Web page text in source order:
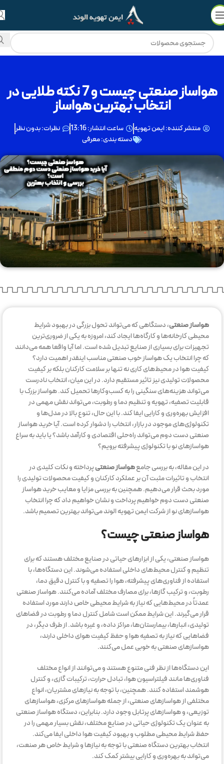
هواساز صنعتی چیست و 7 نکته طلایی در
انتخاب بهترین هواساز
منتشر کننده:ایمن تهویه ساعت انتشار:13:16 نظرات:بدون نظر
دسته بندی:معرفی
هواساز صنعتی، دستگاهی که می‌تواند تحول بزرگی در بهبود شرایط
محیطی کارخانه‌ها و کارگاه‌ها ایجاد کند، امروزه به یکی از ضروری‌ترین
تجهیزات برای بسیاری از صنایع تبدیل شده است. اما آیا واقعا همه می‌دانند
که چرا انتخاب یک هواساز خوب صنعتی مناسب اینقدر اهمیت دارد؟
کیفیت هوا در محیط‌های کاری نه تنها بر سلامت کارکنان بلکه بر کیفیت
محصولات تولیدی نیز تاثیر مستقیم دارد. در این میان، انتخاب نادرست
می‌تواند هزینه‌های سنگینی را به کسب‌وکارها تحمیل کند. هواساز بزرک با
قابلیت تصفیه، تهویه و تنظیم دما و رطوبت، می‌تواند نقش مهمی در
افزایش بهره‌وری و کارایی ایفا کند. با این حال، تنوع بالا در مدل‌ها و
تکنولوژی‌های موجود در بازار، انتخاب را دشوار کرده است. آیا خرید هواساز
صنعتی دست دوم می‌تواند راه‌حلی اقتصادی و کارآمد باشد؟ یا باید به سراغ
هواسازهای نو با تکنولوژی پیشرفته برویم؟
در این مقاله، به بررسی جامعهواساز صنعتیپرداخته و نکات کلیدی در
انتخاب و تاثیرات مثبت آن بر عملکرد کارکنان و کیفیت محصولات تولیدی را
مورد بحث قرار می‌دهیم. همچنین به بررسی مزایا و معایب خرید هواساز
صنعتی دست دوم خواهیم پرداخت و نشان خواهیم داد که چرا انتخاب
هواسازهای نو از شرکت ایمن تهویه الوند می‌تواند بهترین تصمیم باشد.
هواساز صنعتی چیست؟
هواساز صنعتی، یکی از ابزارهای حیاتی در صنایع مختلف هستند که برای
تنظیم و کنترل محیط‌های داخلی استفاده می‌شوند. این دستگاه‌ها، با
استفاده از فناوری‌های پیشرفته، هوا را تصفیه و با کنترل دقیق دما،
رطوبت، و ترکیب گازها، برای مصارف مختلف آماده می‌کنند. هواساز صنعتی
عمدتاً در محیط‌هایی که نیاز به شرایط محیطی خاص دارند مورد استفاده
قرار می‌گیرند. این شرایط ممکن است شامل کنترل دما و رطوبت در فضاهای
تولیدی، انبارها، بیمارستان‌ها، مراکز داده، و غیره باشد. از طرف دیگر، در
فضاهایی که نیاز به تصفیه هوا و حفظ کیفیت هوای داخلی دارند،
هواسازهای صنعتی به خوبی عمل می‌کنند.
این دستگاه‌ها از نظر فنی متنوع هستند و می‌توانند از انواع مختلف
فناوری‌ها مانند فیلتراسیون هوا، تبادل حرارت، ترکیبات گازی، و کنترل
هوشمند استفاده کنند. همچنین، با توجه به نیازهای مشتریان، انواع
مختلفی از هواسازهای صنعتی، از جمله هواسازهای مرکزی، هواسازهای
توزیعی، و هواسازهای پرتابل وجود دارد. بنابراین، دستگاه هواساز صنعتی
به عنوان یک تکنولوژی حیاتی در صنایع مختلف، نقش بسیار مهمی را در
حفظ شرایط محیطی مطلوب و بهبود کیفیت هوا داخلی ایفا می‌کند.
انتخاب بهترین دستگاه صنعتی با توجه به نیازها و شرایط خاص هر صنعت،
می‌تواند به بهره‌وری و کارایی بیشتر کمک کند.
🔥فروش ویژه با